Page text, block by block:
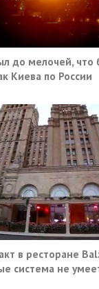
до мелочей, что
Киева по России
в ресторане
система не